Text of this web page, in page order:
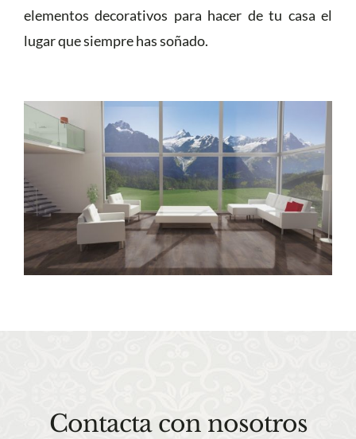
elementos decorativos para hacer de tu casa el
lugar que siempre has soñado.
Contacta con nosotros